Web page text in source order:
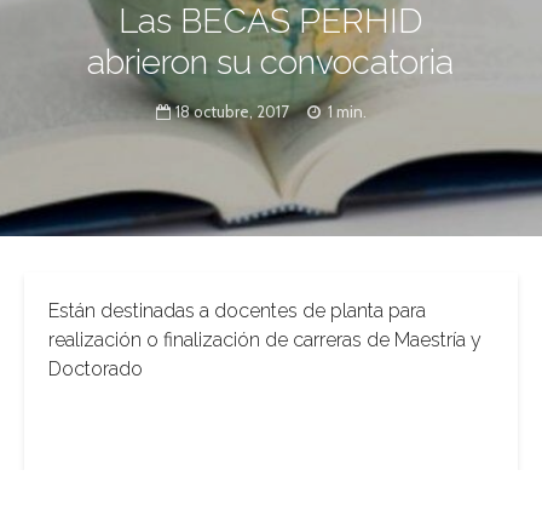
Las BECAS PERHID
abrieron su convocatoria
18 octubre, 2017 1 min.
Están destinadas a docentes de planta para
realización o finalización de carreras de Maestría y
Doctorado